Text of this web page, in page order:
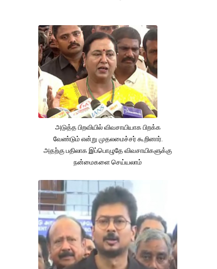
அடுத்த பிறவியில் விவசாயியாக பிறக்க
வேண்டும் என்று முதலமைச்சர் கூறினார்.
அதற்கு பதிலாக இப்பொழுதே விவசாயிகளுக்கு
நன்மைகளை செய்யலாம்